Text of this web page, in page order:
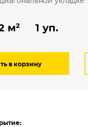
м² 1 уп.
в корзину